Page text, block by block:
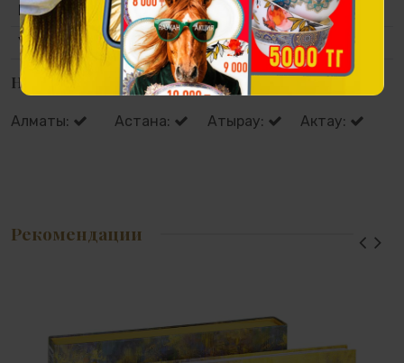
Размер
200x75x145 мм
Упаковка
Подарочная упаковка.
Наличие в магазинах
Алматы: Астана: Атырау: Актау:
Рекомендации